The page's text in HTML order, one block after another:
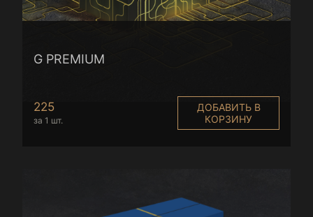
G PREMIUM
225
за 1 шт.
ДОБАВИТЬ В
КОРЗИНУ